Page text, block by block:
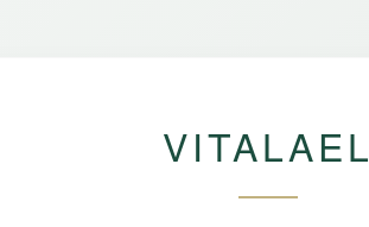
VITALAEL